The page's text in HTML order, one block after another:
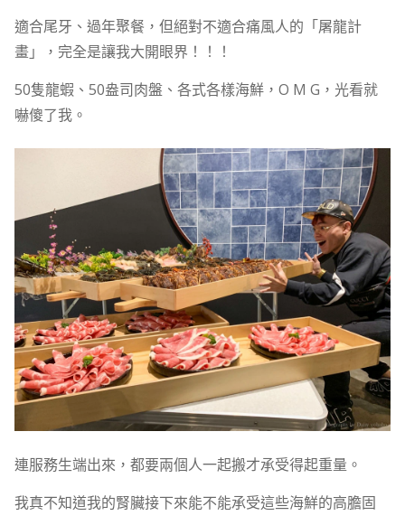
適合尾牙、過年聚餐，但絕對不適合痛風人的「屠龍計
畫」，完全是讓我大開眼界！！！
50隻龍蝦、50盎司肉盤、各式各樣海鮮，O M G，光看就
嚇傻了我。
連服務生端出來，都要兩個人一起搬才承受得起重量。
我真不知道我的腎臟接下來能不能承受這些海鮮的高膽固